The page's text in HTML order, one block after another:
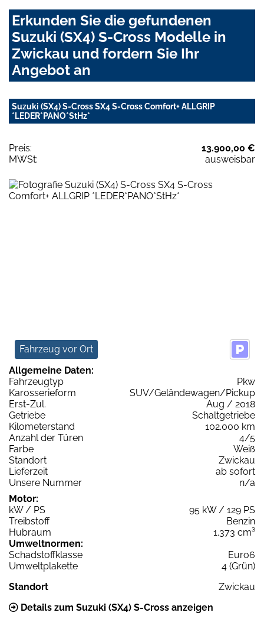
Erkunden Sie die gefundenen
Suzuki (SX4) S-Cross Modelle in
Zwickau und fordern Sie Ihr
Angebot an
Suzuki (SX4) S-Cross SX4 S-Cross Comfort+ ALLGRIP
*LEDER*PANO*StHz*
Preis:
13.900,00 €
MWSt:
ausweisbar
Fahrzeug vor Ort
Allgemeine Daten:
Fahrzeugtyp
Pkw
Karosserieform
SUV/Geländewagen/Pickup
Erst-Zul.
Aug / 2018
Getriebe
Schaltgetriebe
Kilometerstand
102.000 km
Anzahl der Türen
4/5
Farbe
Weiß
Standort
Zwickau
Lieferzeit
ab sofort
Unsere Nummer
n/a
Motor:
kW / PS
95 kW / 129 PS
Treibstoff
Benzin
Hubraum
1.373 cm³
Umweltnormen:
Schadstoffklasse
Euro6
Umweltplakette
4 (Grün)
Standort
Zwickau
Details zum Suzuki (SX4) S-Cross anzeigen